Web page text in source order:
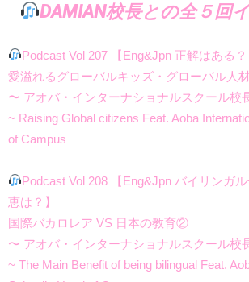
DAMIAN校長との全５回
Podcast Vol 207 【Eng&Jpn 正解はある？
愛溢れるグローバルキッズ・グローバル人
〜 アオバ・インターナショナルスクール校
~ Raising Global citizens Feat. Aoba
of Campus
Podcast Vol 208 【Eng&Jpn バイリンガ
恵は ？】
国際バカロレア VS 日本の教育②
〜 アオバ・インターナショナルスクール校
~ The Main Benefit of being bilingual Feat.